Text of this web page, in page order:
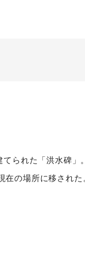
られた「洪水碑」
の場所に移された